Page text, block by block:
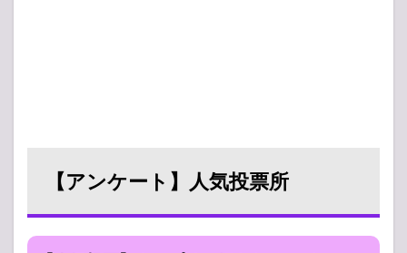
【アンケート】人気投票所